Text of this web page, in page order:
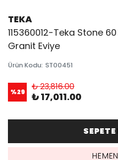
TEKA
115360012-Teka Stone
Granit Eviye
Ürün Kodu: ST00451
%29 ₺ 23,816.00
₺ 17,011.00
SEPETE